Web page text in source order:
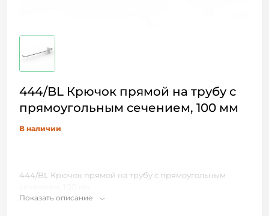
444/BL Крючок прямой на трубу с
прямоугольным сечением, 100 мм
В наличии
444/BL Крючок прямой на трубу с прямоугольным
Показать описание